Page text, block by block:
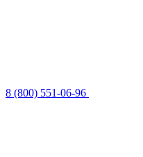
8 (800) 551-06-96